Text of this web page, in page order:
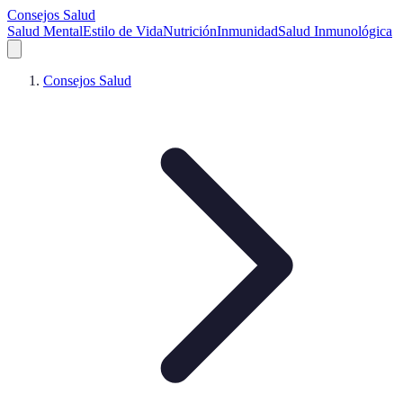
Consejos Salud
Salud MentalEstilo de VidaNutriciónInmunidadSalud Inmunológica
Consejos Salud